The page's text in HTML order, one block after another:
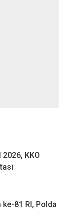
KKO
81 RI, Polda